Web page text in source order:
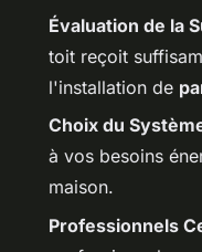
Évaluation de la
toit reçoit
l'installation de
Choix du
à vos besoins
maison.
Professionnels